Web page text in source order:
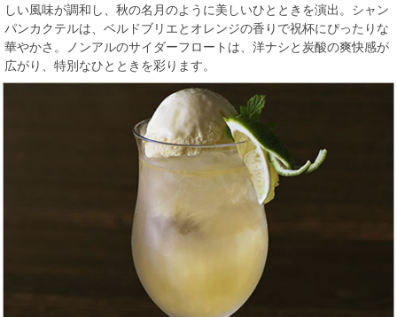
しい風味が調和し、秋の名月のように美しいひとときを演出。シャン
パンカクテルは、ベルドブリエとオレンジの香りで祝杯にぴったりな
華やかさ。ノンアルのサイダーフロートは、洋ナシと炭酸の爽快感が
広がり、特別なひとときを彩ります。